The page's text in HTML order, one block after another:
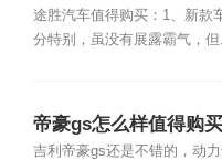
途胜汽车值得购买：1、新款
分特别，虽没有展露霸气，
帝豪gs怎么样值得购
吉利帝豪gs还是不错的，动